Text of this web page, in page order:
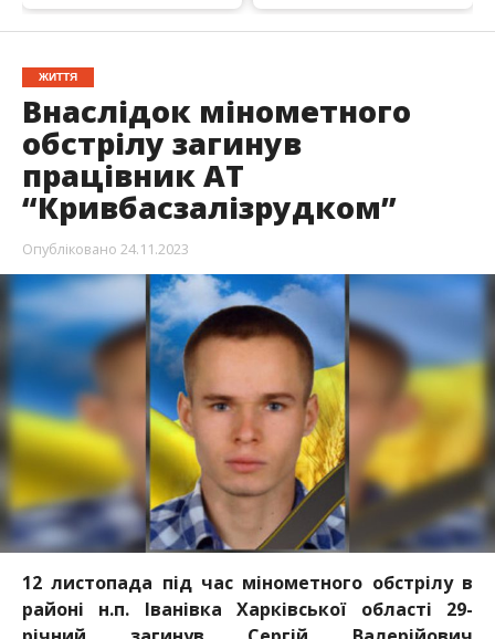
ЖИТТЯ
Внаслідок мінометного
обстрілу загинув
працівник АТ
“Кривбасзалізрудком”
Опубліковано 24.11.2023
12 листопада під час мінометного обстрілу в
районі н.п. Іванівка Харківської області 29-